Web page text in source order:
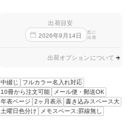
出荷目安
2026年9 月 14日
迄に
出荷
出荷オプションについて
中綴じ
フルカラー名入れ対応
10冊から注文可能
メール便・郵送OK
年表ページ
2ヶ月表示 書き込みスペース大
土曜日色分け
メモスペース:罫線無し